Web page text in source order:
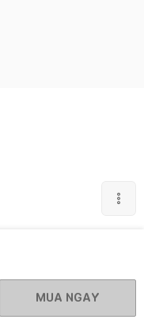
MUA NGAY